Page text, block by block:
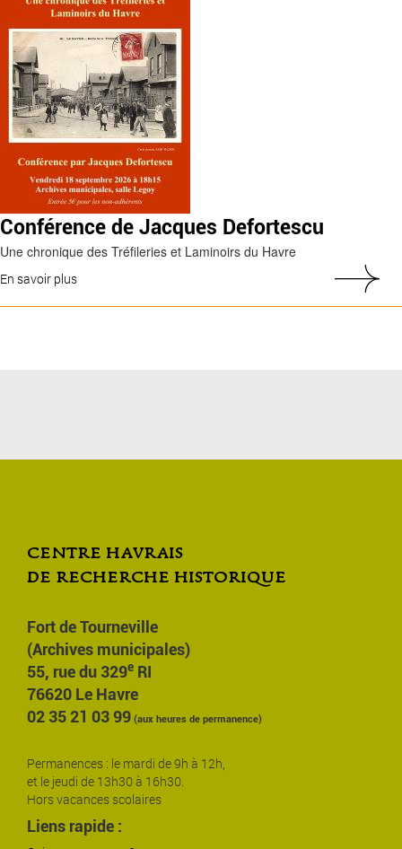
Conférence de Jacques Defortescu
Une chronique des Tréfileries et Laminoirs du Havre
En savoir plus
centre havrais
de recherche historique
Fort de Tourneville
(Archives municipales)
55, rue du 329e RI
76620 Le Havre
02 35 21 03 99 (aux heures de permanence)
Permanences : le mardi de 9h à 12h,
et le jeudi de 13h30 à 16h30.
Hors vacances scolaires
Liens rapide :